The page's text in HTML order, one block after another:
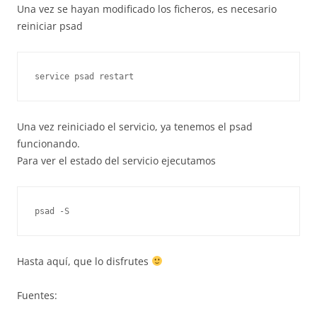
Una vez se hayan modificado los ficheros, es necesario
reiniciar psad
Una vez reiniciado el servicio, ya tenemos el psad
funcionando.
Para ver el estado del servicio ejecutamos
psad -S
Hasta aquí, que lo disfrutes
Fuentes: